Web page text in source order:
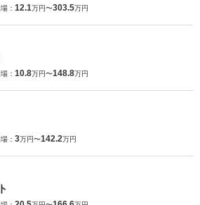
： 12.1万円〜303.5万円
： 10.8万円〜148.8万円
： 3万円〜142.2万円